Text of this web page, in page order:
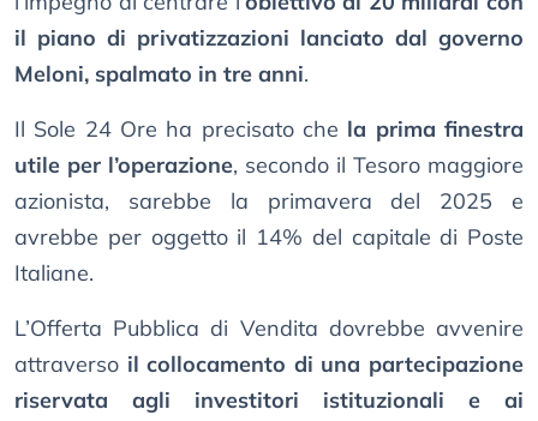
il piano di privatizzazioni lanciato dal governo
Meloni, spalmato in tre anni.
Il Sole 24 Ore ha precisato che la prima finestra
utile per l’operazione, secondo il Tesoro maggiore
azionista, sarebbe la primavera del 2025 e
avrebbe per oggetto il 14% del capitale di Poste
Italiane.
L’Offerta Pubblica di Vendita dovrebbe avvenire
attraverso il collocamento di una partecipazione
riservata agli investitori istituzionali e ai